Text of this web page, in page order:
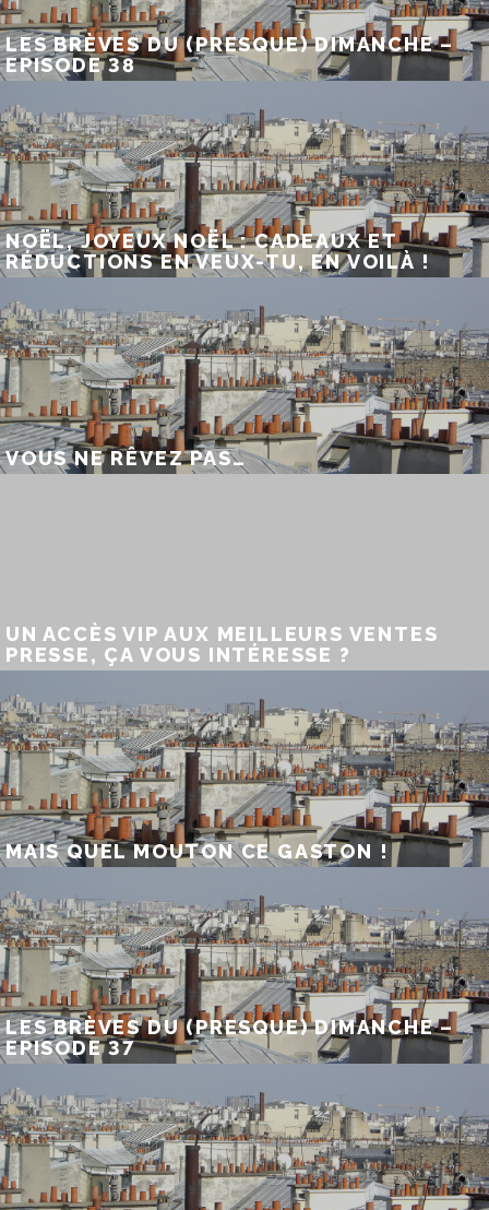
LES BRÈVES DU (PRESQUE) DIMANCHE –
EPISODE 38
NOËL, JOYEUX NOËL : CADEAUX ET
RÉDUCTIONS EN VEUX-TU, EN VOILÀ !
VOUS NE RÊVEZ PAS…
UN ACCÈS VIP AUX MEILLEURS VENTES
PRESSE, ÇA VOUS INTÉRESSE ?
MAIS QUEL MOUTON CE GASTON !
LES BRÈVES DU (PRESQUE) DIMANCHE –
EPISODE 37